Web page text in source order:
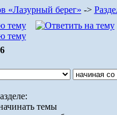
«Лазурный берег» ->
6
темы